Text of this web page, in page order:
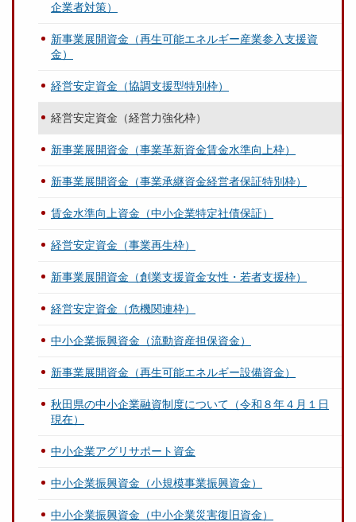
企業者対策）
新事業展開資金（再生可能エネルギー産業参入支援資
金）
経営安定資金（協調支援型特別枠）
経営安定資金（経営力強化枠）
新事業展開資金（事業革新資金賃金水準向上枠）
新事業展開資金（事業承継資金経営者保証特別枠）
賃金水準向上資金（中小企業特定社債保証）
経営安定資金（事業再生枠）
新事業展開資金（創業支援資金女性・若者支援枠）
経営安定資金（危機関連枠）
中小企業振興資金（流動資産担保資金）
新事業展開資金（再生可能エネルギー設備資金）
秋田県の中小企業融資制度について（令和８年４月１日
現在）
中小企業アグリサポート資金
中小企業振興資金（小規模事業振興資金）
中小企業振興資金（中小企業災害復旧資金）